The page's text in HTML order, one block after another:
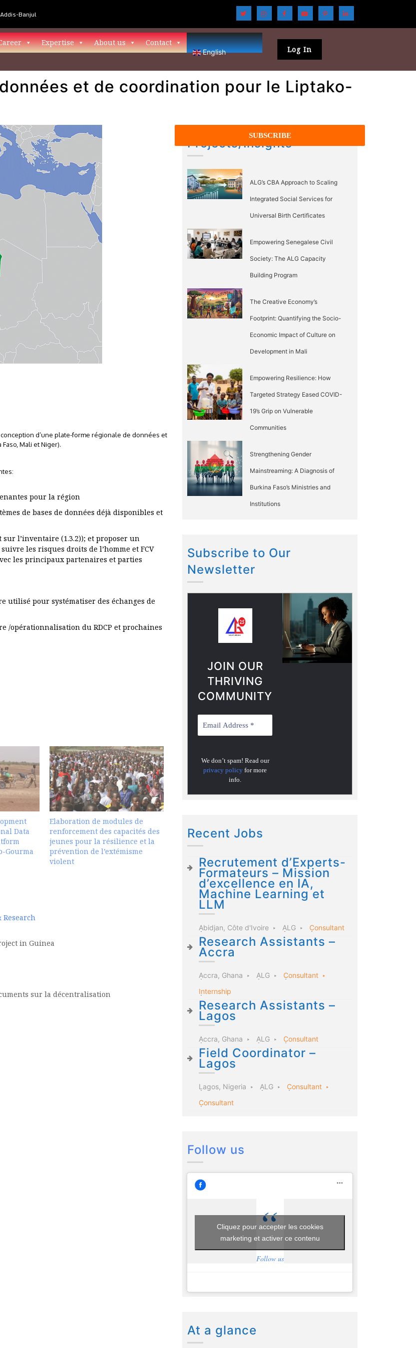
Banjul
Expertise About us Contact
English Log In
et de coordination pour le Liptako-
d’une plate-forme régionale de données et
Mali et Niger).
pour la région
de bases de données déjà disponibles et
l’inventaire (1.3.2)); et proposer un
les risques droits de l’homme et FCV
les principaux partenaires et parties
utilisé pour systématiser des échanges de
/opérationnalisation du RDCP et prochaines
Data
Gourma
Elaboration de modules de
renforcement des capacités des
jeunes pour la résilience et la
prévention de l’extémisme
violent
Research
in Guinea
sur la décentralisation
Projects/Insights
ALG’s CBA Approach to Scaling
Integrated Social Services for
Universal Birth Certificates
Empowering Senegalese Civil
Society: The ALG Capacity
Building Program
The Creative Economy’s
Footprint: Quantifying the Socio-
Economic Impact of Culture on
Development in Mali
Empowering Resilience: How
Targeted Strategy Eased COVID-
19’s Grip on Vulnerable
Communities
Strengthening Gender
Mainstreaming: A Diagnosis of
Burkina Faso’s Ministries and
Institutions
Subscribe to Our
Newsletter
JOIN OUR
THRIVING
COMMUNITY
We don’t spam! Read our
privacy policy for more
info.
Recent Jobs
Recrutement d’Experts-
Formateurs – Mission
d’excellence en IA,
Machine Learning et
LLM
Abidjan, Côte d'Ivoire ALG Consultant
Research Assistants –
Accra
Accra, Ghana ALG
Consultant
Internship
Research Assistants –
Lagos
Accra, Ghana ALG Consultant
Field Coordinator –
Lagos
Lagos, Nigeria ALG
Consultant
Consultant
Follow us
Follow us
Cliquez pour accepter les cookies
marketing et activer ce contenu
At a glance